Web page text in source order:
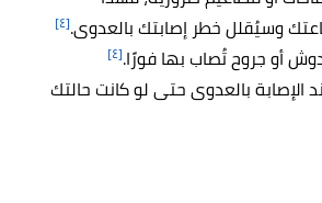
وسيُقلل خطر إصابتك بالعدوى.[٤]
أو جروح تُصاب بها فورًا.[٤]
الإصابة بالعدوى حتى لو كانت حالتك